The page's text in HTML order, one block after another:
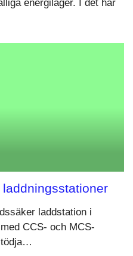
energilager. I det här
laddstation i
CCS- och MCS-